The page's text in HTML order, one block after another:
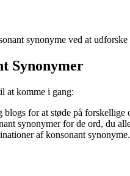
synonyme ved at udforske
Synonymer
at komme i gang:
blogs for at støde på forskellige
synonymer for de ord, du
af konsonant synonyme.